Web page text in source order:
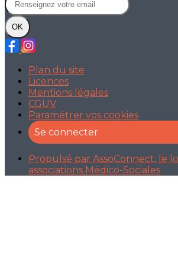
OK
Plan du site
Licences
Mentions légales
CGUV
Paramétrer vos cookies
Se connecter
Propulsé par AssoConnect, le
associations Médico-Sociales